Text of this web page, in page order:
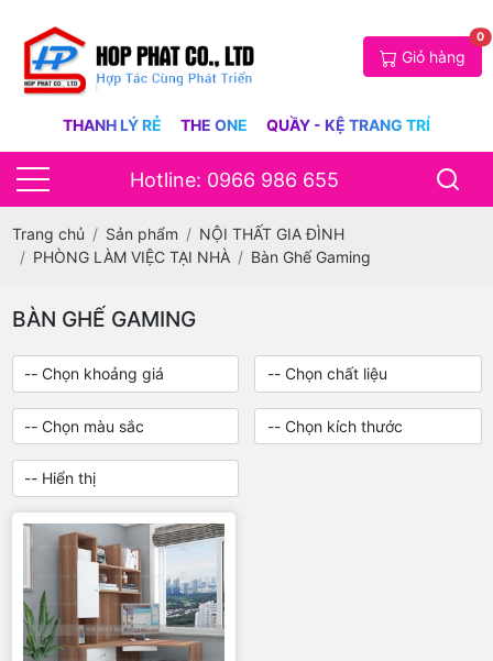
Giỏ hàng
0
THANH LÝ RẺ THE ONE QUẦY - KỆ TRANG TRÍ
Hotline: 0966 986 655
Trang chủ Sản phẩm
NỘI THẤT GIA ĐÌNH
PHÒNG LÀM VIỆC TẠI NHÀ
Bàn Ghế Gaming
BÀN GHẾ GAMING